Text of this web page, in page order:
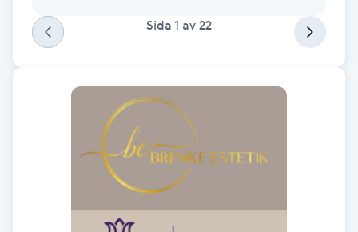
Fransborttagning
Fransfärgning
Fransförlängning
Fransförlängning Megavolym
Sida 1 av 22